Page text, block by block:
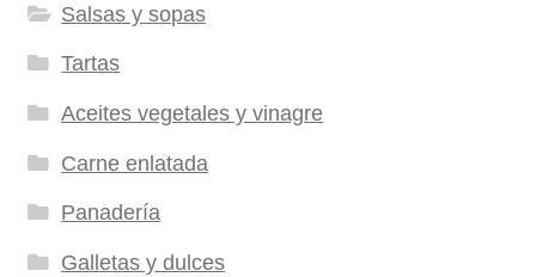
Salsas y sopas
Tartas
Aceites vegetales y vinagre
Carne enlatada
Panadería
Galletas y dulces